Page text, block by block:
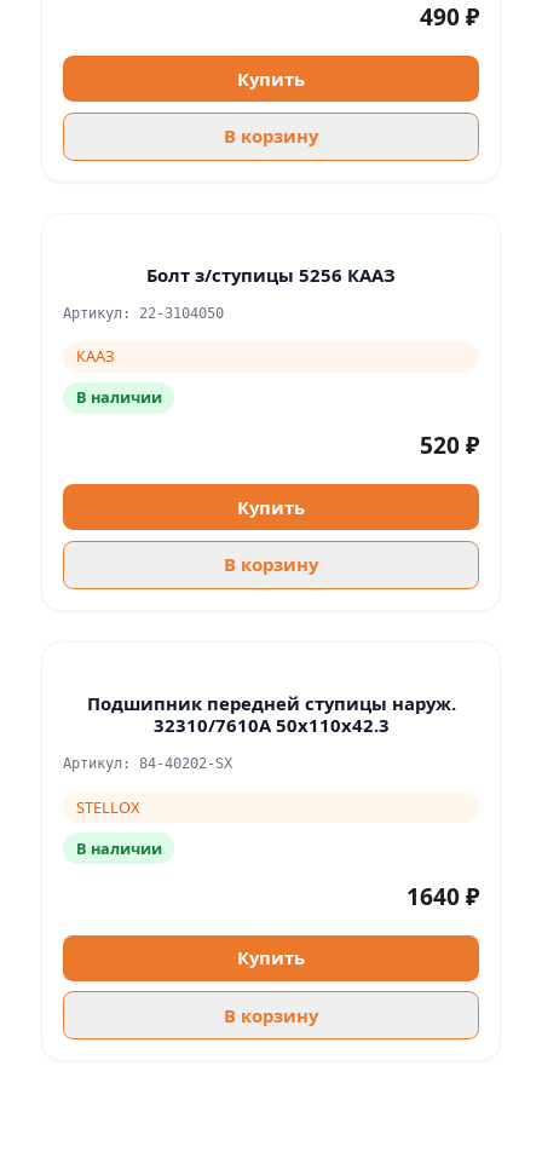
490 ₽
Купить
В корзину
Болт з/ступицы 5256 КААЗ
Артикул: 22-3104050
КААЗ
В наличии
520 ₽
Купить
В корзину
Подшипник передней ступицы наруж.
32310/7610А 50x110x42.3
Артикул: 84-40202-SX
STELLOX
В наличии
1640 ₽
Купить
В корзину